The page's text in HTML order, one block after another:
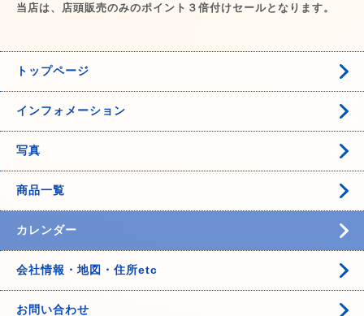
当店は、店頭販売のみのポイント３倍付けセールとなります。
トップページ
インフォメーション
写真
商品一覧
カレンダー
会社情報・地図・住所etc
お問い合わせ